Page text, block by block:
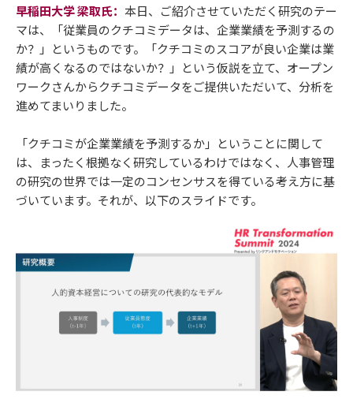
早稲田大学 梁取氏： 本日、ご紹介させていただく研究のテー
マは、「従業員のクチコミデータは、企業業績を予測するの
か？」というものです。「クチコミのスコアが良い企業は業
績が高くなるのではないか？」という仮説を立て、オープン
ワークさんからクチコミデータをご提供いただいて、分析を
進めてまいりました。
「クチコミが企業業績を予測するか」ということに関して
は、まったく根拠なく研究しているわけではなく、人事管理
の研究の世界では一定のコンセンサスを得ている考え方に基
づいています。それが、以下のスライドです。